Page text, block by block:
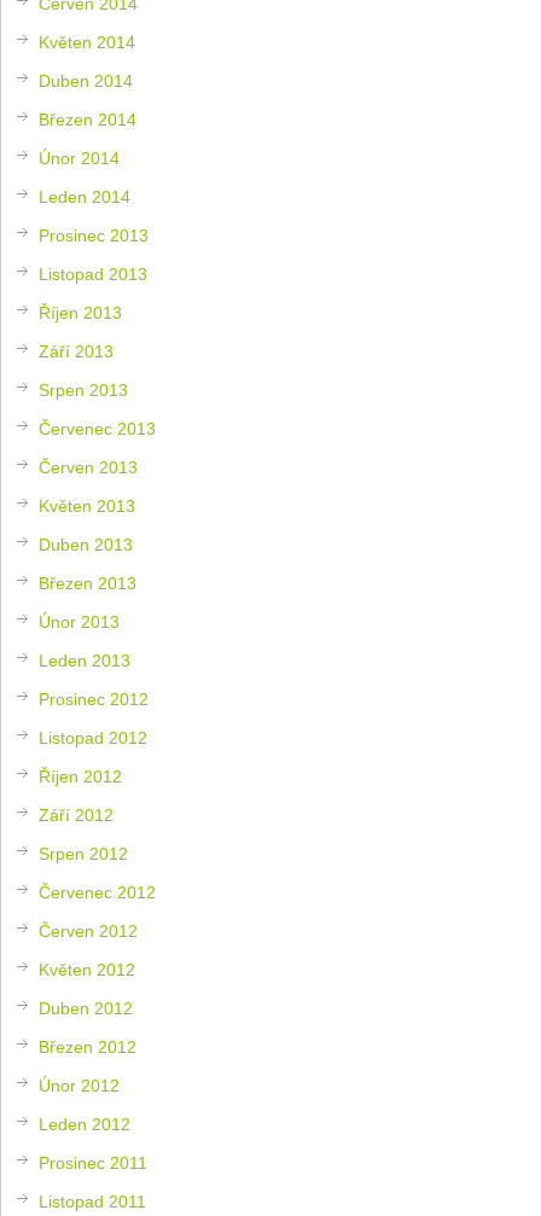
Květen 2014
Duben 2014
Březen 2014
Únor 2014
Leden 2014
Prosinec 2013
Listopad 2013
Říjen 2013
Září 2013
Srpen 2013
Červenec 2013
Červen 2013
Květen 2013
Duben 2013
Březen 2013
Únor 2013
Leden 2013
Prosinec 2012
Listopad 2012
Říjen 2012
Září 2012
Srpen 2012
Červenec 2012
Červen 2012
Květen 2012
Duben 2012
Březen 2012
Únor 2012
Leden 2012
Prosinec 2011
Listopad 2011